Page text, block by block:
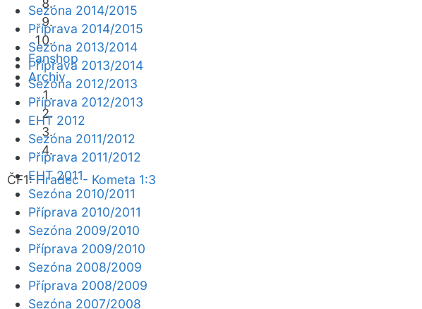
Fanshop
Archiv
ČF1:Hradec - Kometa 1:3
Sezóna 2014/2015
Příprava 2014/2015
Sezóna 2013/2014
Příprava 2013/2014
Sezóna 2012/2013
Příprava 2012/2013
EHT 2012
Sezóna 2011/2012
Příprava 2011/2012
EHT 2011
Sezóna 2010/2011
Příprava 2010/2011
Sezóna 2009/2010
Příprava 2009/2010
Sezóna 2008/2009
Příprava 2008/2009
Sezóna 2007/2008